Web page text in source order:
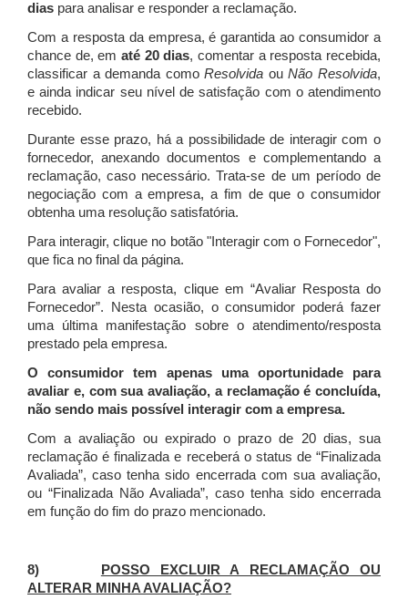
dias para analisar e responder a reclamação.
Com a resposta da empresa, é garantida ao consumidor a
chance de, em até 20 dias, comentar a resposta recebida,
classificar a demanda comoResolvida ouNão Resolvida,
e ainda indicar seu nível de satisfação com o atendimento
recebido.
Durante esse prazo, há a possibilidade de interagir com o
fornecedor, anexando documentos e complementando a
reclamação, caso necessário.Trata-se de um período de
negociação com a empresa, a fim de que o consumidor
obtenha uma resolução satisfatória.
Para interagir, clique no botão "Interagir com o Fornecedor",
que fica no final da página.
Para avaliar a resposta, clique em “Avaliar Resposta do
Fornecedor”. Nesta ocasião, o consumidor poderá fazer
uma última manifestação sobre o atendimento/resposta
prestado pela empresa.
O consumidor tem apenas uma oportunidade para
avaliar e, com sua avaliação, a reclamação é concluída,
não sendo mais possível interagir com a empresa.
Com a avaliação ou expirado o prazo de 20 dias, sua
reclamação é finalizada e receberá o status de “Finalizada
Avaliada”, caso tenha sido encerrada com sua avaliação,
ou “Finalizada Não Avaliada”, caso tenha sido encerrada
em função do fim do prazo mencionado.
8)
POSSO EXCLUIR A RECLAMAÇÃO OU
ALTERAR MINHA AVALIAÇÃO?